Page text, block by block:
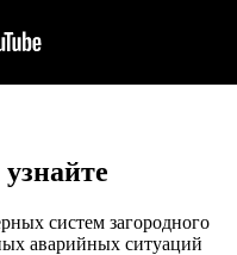
систем загородного
аварийных ситуаций